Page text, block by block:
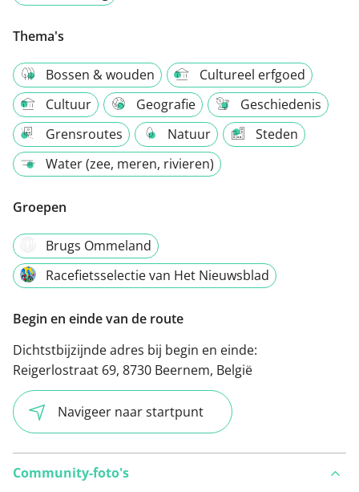
Thema's
Bossen & wouden
Cultureel erfgoed
Cultuur
Geografie
Geschiedenis
Grensroutes
Natuur
Steden
Water (zee, meren, rivieren)
Groepen
Brugs Ommeland
Racefietsselectie van Het Nieuwsblad
Begin en einde van de route
Dichtstbijzijnde adres bij begin en einde:
Reigerlostraat 69, 8730 Beernem, België
Navigeer naar startpunt
Community-foto's